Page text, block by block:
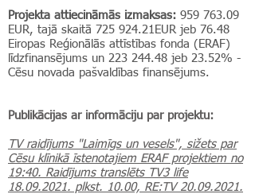
Projekta attiecināmās izmaksas: 959 763.09
EUR, tajā skaitā 725 924.21EUR jeb 76.48
Eiropas Reģionālās attīstības fonda (ERAF)
līdzfinansējums un 223 244.48 jeb 23.52% -
Cēsu novada pašvaldības finansējums.
Publikācijas ar informāciju par projektu:
TV raidījums "Laimīgs un vesels", sižets par
Cēsu klīnikā īstenotajiem ERAF projektiem no
19:40. Raidījums translēts TV3 life
18.09.2021. plkst. 10.00, RE:TV 20.09.2021.